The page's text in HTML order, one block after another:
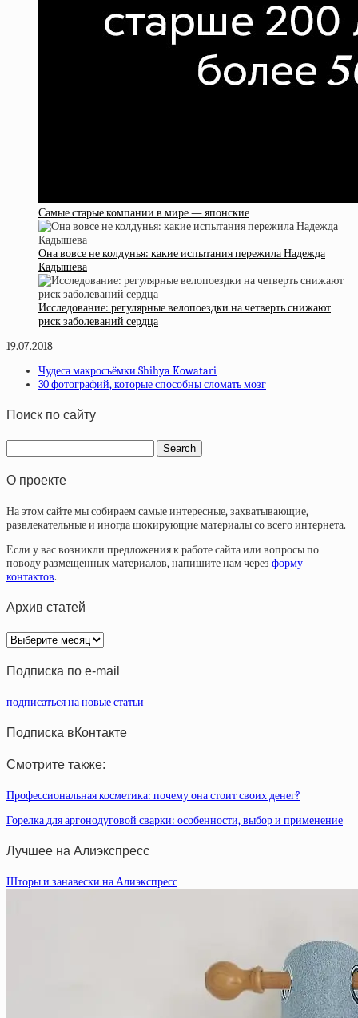
Самые старые компании в мире — японские
Она вовсе не колдунья: какие испытания пережила Надежда
Кадышева
Исследование: регулярные велопоездки на четверть снижают
риск заболеваний сердца
19.07.2018
Чудеса макросъёмки Shihya Kowatari
30 фотографий, которые способны сломать мозг
Поиск по сайту
О проекте
На этом сайте мы собираем самые интересные, захватывающие,
развлекательные и иногда шокирующие материалы со всего интернета.
Если у вас возникли предложения к работе сайта или вопросы по
поводу размещенных материалов, напишите нам через форму
контактов.
Архив статей
Архив
статей
Подписка по e-mail
подписаться на новые статьи
Подписка вКонтакте
Смотрите также:
Профессиональная косметика: почему она стоит своих денег?
Горелка для аргонодуговой сварки: особенности, выбор и применение
Лучшее на Алиэкспресс
Шторы и занавески на Алиэкспресс